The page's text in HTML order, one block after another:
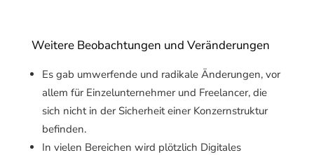
Weitere Beobachtungen und Veränderungen
Es gab umwerfende und radikale Änderungen, vor
allem für Einzelunternehmer und Freelancer, die
sich nicht in der Sicherheit einer Konzernstruktur
befinden.
In vielen Bereichen wird plötzlich Digitales